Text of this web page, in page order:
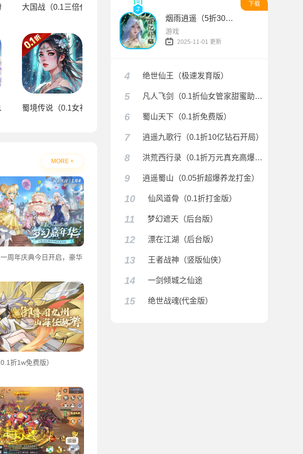
萝莉塔防免费版）
大国战（0.1三倍代金双648）
海送充值）
蜀境传说（0.1女神定制版）
MORE +
一周年庆典今日开启，豪华
折1w免费版）
下载
烟雨逍遥（5折30倍返利版）
游戏
2025-11-01 更新
4 绝世仙王（极速发育版）
5 凡人飞剑（0.1折仙女管家甜蜜助阵）
6 蜀山天下（0.1折免费版）
7 逍遥九歌行（0.1折10亿钻石开局）
8 洪荒西行录（0.1折万元真充高爆版）
9 逍遥蜀山（0.05折超爆养龙打金）
10 仙风道骨（0.1折打金版）
11 梦幻遮天（后台版）
12 漂在江湖（后台版）
13 王者战神（竖版仙侠）
14 一剑倾城之仙途
15 绝世战魂(代金版）